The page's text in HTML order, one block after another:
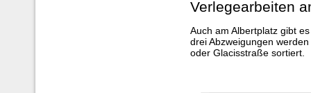
Verlegearbeiten
Auch am Albertplatz gibt
drei Abzweigungen
oder Glacisstraße sortiert.